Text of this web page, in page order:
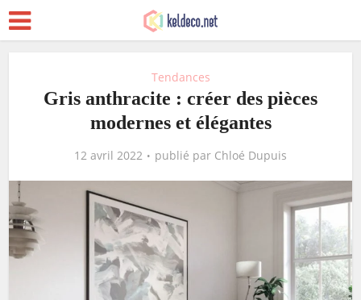
Tendances
Gris anthracite : créer des pièces
modernes et élégantes
12 avril 2022 publié par Chloé Dupuis